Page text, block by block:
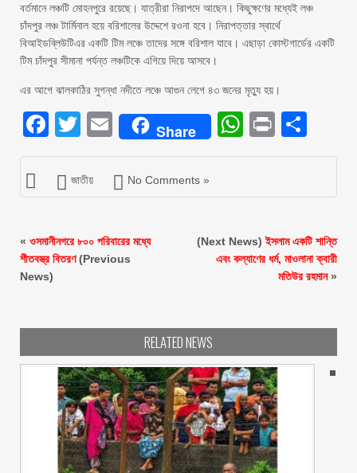
বর্তমানে লঞ্চটি মোহনপুরে রয়েছে। যাত্রীরা নিরাপদে আছেন। কিছুক্ষণের মধ্যেই লঞ্চ
চাঁদপুর লঞ্চ টার্মিনাল হয়ে বরিশালের উদ্দেশে রওনা হবে। নিরাপত্তার স্বার্থে
বিআইডব্লিউটিএর একটি টিম লঞ্চে তাদের সঙ্গে বরিশাল যাবে। এছাড়া কোস্টগার্ডের একটি
টিম চাঁদপুর সীমানা পর্যন্ত লঞ্চটিকে এগিয়ে দিয়ে আসবে।
এর আগে ঝালকাঠির সুগন্ধা নদীতে লঞ্চে আগুন লেগে ৪৩ জনের মৃত্যু হয়।
Facebook
Twitter
EmailShare Print
জাতীয় No Comments »
« ওসমানীনগরে ৮০০ পরিবারের মধ্যে
শীতবস্ত্র বিতরণ(Previous
News)
(Next News)ইসলাম একটি শান্তি
এবং কল্যাণের ধর্ম, মাওলানা ক্বারী
মতিউর রহমান»
RELATED NEWS